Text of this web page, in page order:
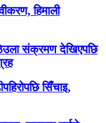
हिमाली
ठेउला संक्रमण देखिएपछि
सिँचाइ,